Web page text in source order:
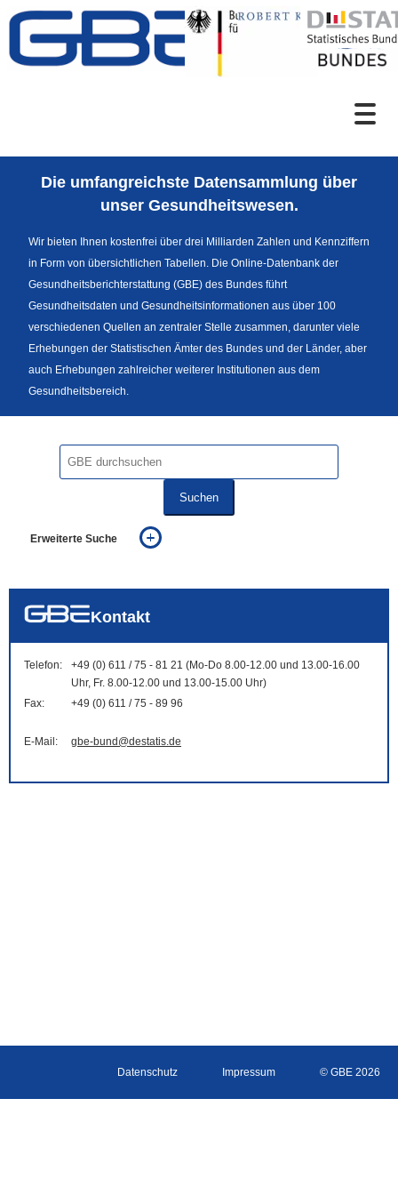
Zum Inhalt
Sprachumschaltung
Die umfangreichste Datensammlung über
unser Gesundheitswesen.
Wir bieten Ihnen kostenfrei über drei Milliarden Zahlen und Kennziffern
in Form von übersichtlichen Tabellen. Die Online-Datenbank der
Gesundheitsberichterstattung (GBE) des Bundes führt
Gesundheitsdaten und Gesundheitsinformationen aus über 100
verschiedenen Quellen an zentraler Stelle zusammen, darunter viele
Erhebungen der Statistischen Ämter des Bundes und der Länder, aber
auch Erhebungen zahlreicher weiterer Institutionen aus dem
Gesundheitsbereich.
Suchen
Erweiterte Suche
auch in allen Texten suchen (Volltextsuche)
Kontakt
Telefon:
+49 (0) 611 / 75 - 81 21 (Mo-Do 8.00-12.00 und 13.00-16.00
Uhr, Fr. 8.00-12.00 und 13.00-15.00 Uhr)
Fax:
+49 (0) 611 / 75 - 89 96
E-Mail: gbe-bund@destatis.de
Datenschutz Impressum © GBE 2026